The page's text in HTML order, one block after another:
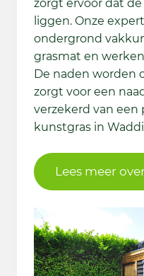
zorgt ervoor dat
liggen. Onze
ondergrond
grasmat en
De naden worden
zorgt voor een
verzekerd van
kunstgras in
Lees meer